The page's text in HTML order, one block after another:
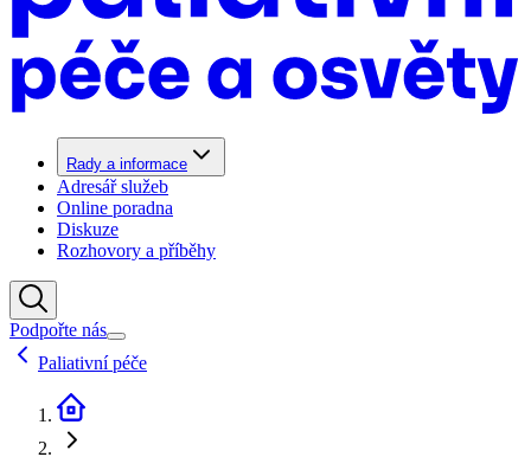
Rady a informace
Adresář služeb
Online poradna
Diskuze
Rozhovory a příběhy
Podpořte nás
Paliativní péče